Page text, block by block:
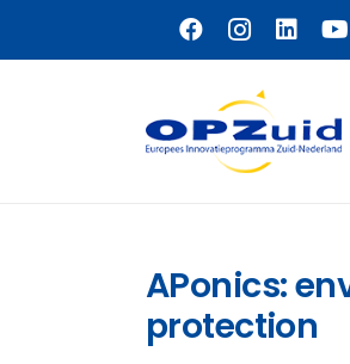
Naar hoofdinhoud
APonics:
protection